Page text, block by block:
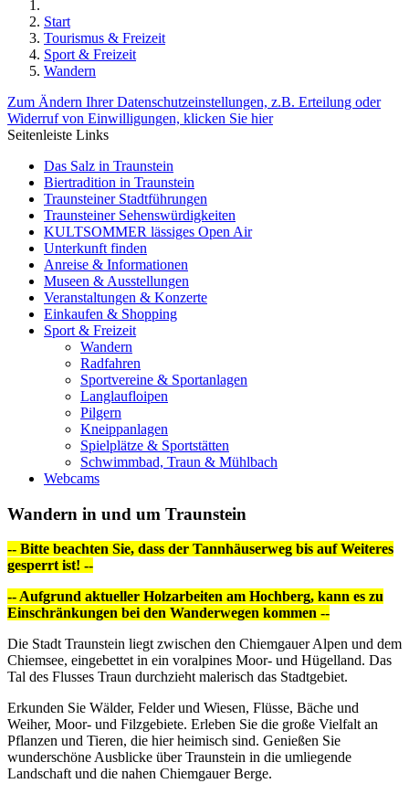
Start
Tourismus & Freizeit
Sport & Freizeit
Wandern
Zum Ändern Ihrer Datenschutzeinstellungen, z.B. Erteilung oder
Widerruf von Einwilligungen, klicken Sie hier
Seitenleiste Links
Das Salz in Traunstein
Biertradition in Traunstein
Traunsteiner Stadtführungen
Traunsteiner Sehenswürdigkeiten
KULTSOMMER lässiges Open Air
Unterkunft finden
Anreise & Informationen
Museen & Ausstellungen
Veranstaltungen & Konzerte
Einkaufen & Shopping
Sport & Freizeit
Wandern
Radfahren
Sportvereine & Sportanlagen
Langlaufloipen
Pilgern
Kneippanlagen
Spielplätze & Sportstätten
Schwimmbad, Traun & Mühlbach
Webcams
Wandern in und um Traunstein
-- Bitte beachten Sie, dass der Tannhäuserweg bis auf Weiteres
gesperrt ist! --
-- Aufgrund aktueller Holzarbeiten am Hochberg, kann es zu
Einschränkungen bei den Wanderwegen kommen --
Die Stadt Traunstein liegt zwischen den Chiemgauer Alpen und dem
Chiemsee, eingebettet in ein voralpines Moor- und Hügelland. Das
Tal des Flusses Traun durchzieht malerisch das Stadtgebiet.
Erkunden Sie Wälder, Felder und Wiesen, Flüsse, Bäche und
Weiher, Moor- und Filzgebiete. Erleben Sie die große Vielfalt an
Pflanzen und Tieren, die hier heimisch sind. Genießen Sie
wunderschöne Ausblicke über Traunstein in die umliegende
Landschaft und die nahen Chiemgauer Berge.